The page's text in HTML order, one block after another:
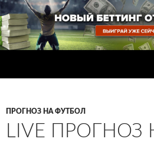
Перейти
к
содержимому
ПРОГНОЗ НА ФУТБОЛ
LIVE ПРОГНОЗ